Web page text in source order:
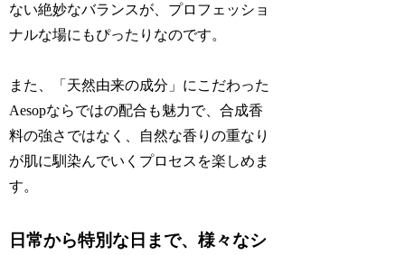
ない絶妙なバランスが、プロフェッショ
ナルな場にもぴったりなのです。
また、「天然由来の成分」にこだわった
Aesopならではの配合も魅力で、合成香
料の強さではなく、自然な香りの重なり
が肌に馴染んでいくプロセスを楽しめま
す。
日常から特別な日まで、様々なシ